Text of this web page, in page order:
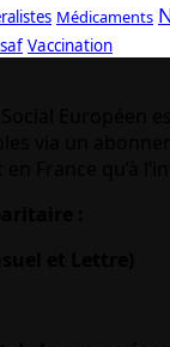
Médicaments
Vaccination